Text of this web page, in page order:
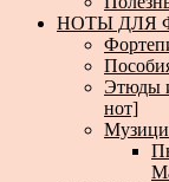
НОТЫ ДЛЯ
Этюды
нот]